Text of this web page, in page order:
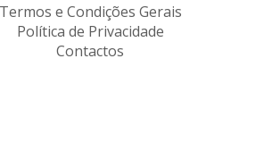
Termos e Condições Gerais
Política de Privacidade
Contactos